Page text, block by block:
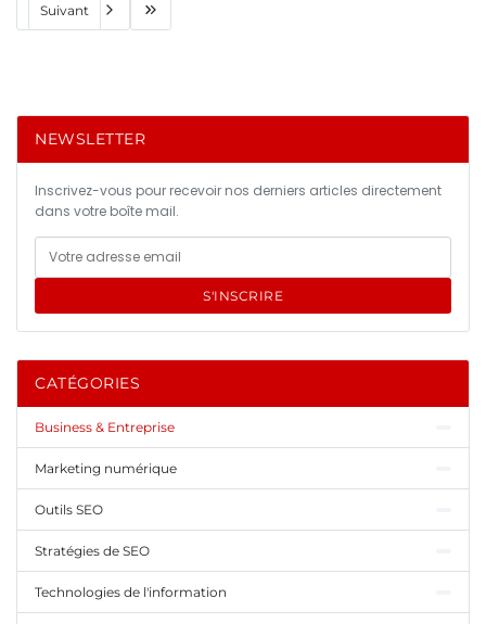
Suivant
NEWSLETTER
Inscrivez-vous pour recevoir nos derniers articles directement
dans votre boîte mail.
S'INSCRIRE
CATÉGORIES
Business & Entreprise
Marketing numérique
Outils SEO
Stratégies de SEO
Technologies de l'information